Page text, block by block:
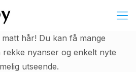
hår! Du kan få mange
rekke nyanser og enkelt nyte
utseende.